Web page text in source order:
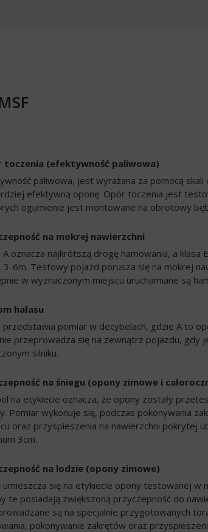
toczenia (efektywność paliwowa)
paliwowa, jest wyrażana za pomocą skali
efektywną oponę. Opór toczenia jest
ogumienie jest montowane na obrotowy
na mokrej nawierzchni
A oznacza najkrótszą drogę hamowania, a klasa
3-6m. Testowy pojazd porusza się na mokrej
w wyznaczonym miejscu uruchamiane są
hałasu
przedstawia pomiar w decybelach, gdzie A to
przeprowadza się na zewnątrz pojazdu, gdy
silniku.
na śniegu (opony zimowe i
na etykiecie oznacza, że opony zostały
Pomiar wykonuje się, podczas pokonywania
oraz przyspieszenia na nawierzchni pokrytej
3cm.
na lodzie (opony zimowe)
umieszcza się na etykiecie opony testowanej w
te posiadają zwiększoną przyczepność do
są na specjalnie przygotowanych
pokonywanie zakrętów oraz